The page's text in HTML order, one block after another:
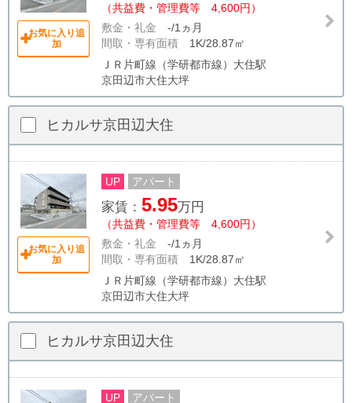
お気に入り追
加
（共益費・管理費等 4,600円）
敷金・礼金 -/1ヵ月
間取・専有面積 1K/28.87㎡
ＪＲ片町線（学研都市線）大住駅
京田辺市大住大坪
ヒカルサ京田辺大住
お気に入り追
加
UP アパート
家賃： 5.95万円
（共益費・管理費等 4,600円）
敷金・礼金 -/1ヵ月
間取・専有面積 1K/28.87㎡
ＪＲ片町線（学研都市線）大住駅
京田辺市大住大坪
ヒカルサ京田辺大住
UP アパート